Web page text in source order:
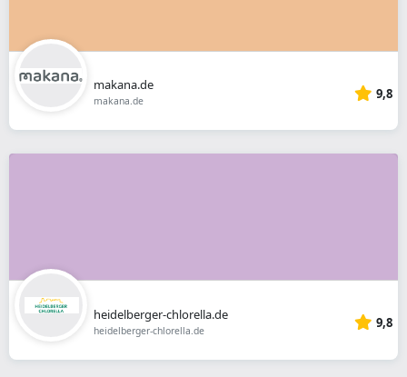
makana.de
makana.de 9,8
heidelberger-chlorella.de
heidelberger-chlorella.de 9,8